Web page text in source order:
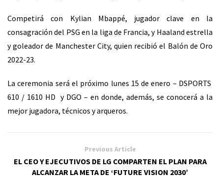
Competirá con Kylian Mbappé, jugador clave en la
consagración del PSG en la liga de Francia, y Haaland estrella
y goleador de Manchester City, quien recibió el Balón de Oro
2022-23.
La ceremonia será el próximo lunes 15 de enero – DSPORTS
610 / 1610 HD y DGO – en donde, además, se conocerá a la
mejor jugadora, técnicos y arqueros.
Previous Article
EL CEO Y EJECUTIVOS DE LG COMPARTEN EL PLAN PARA
ALCANZAR LA META DE ‘FUTURE VISION 2030’